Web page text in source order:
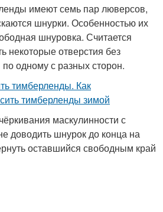
имеют семь пар люверсов,
шнурки. Особенностью их
шнуровка. Считается
некоторые отверстия без
одному с разных сторон.
маскулинности с
доводить шнурок до конца на
оставшийся свободным край